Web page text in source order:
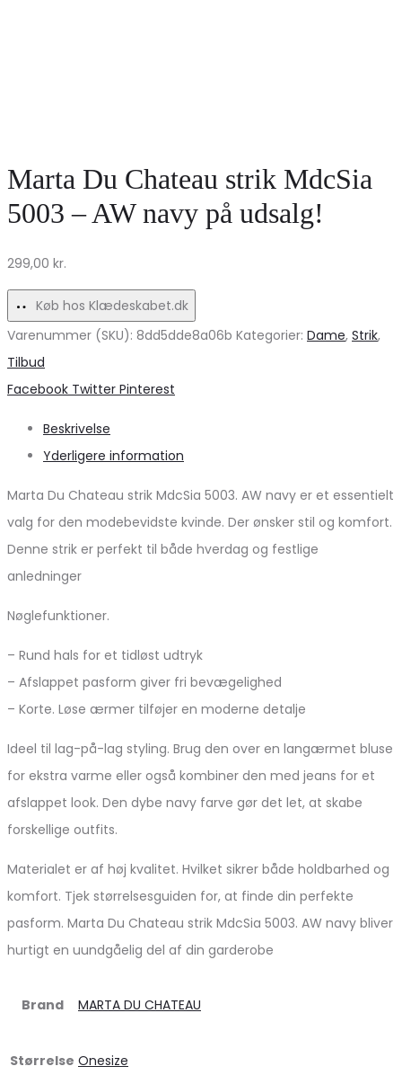
Marta Du Chateau strik MdcSia
5003 – AW navy på udsalg!
299,00 kr.
Køb hos Klædeskabet.dk
Varenummer (SKU): 8dd5dde8a06b Kategorier: Dame, Strik,
Tilbud
Share
Facebook Twitter Pinterest
Beskrivelse
Yderligere information
Marta Du Chateau strik MdcSia 5003. AW navy er et essentielt
valg for den modebevidste kvinde. Der ønsker stil og komfort.
Denne strik er perfekt til både hverdag og festlige
anledninger
Nøglefunktioner.
– Rund hals for et tidløst udtryk
– Afslappet pasform giver fri bevægelighed
– Korte. Løse ærmer tilføjer en moderne detalje
Ideel til lag-på-lag styling. Brug den over en langærmet bluse
for ekstra varme eller også kombiner den med jeans for et
afslappet look. Den dybe navy farve gør det let, at skabe
forskellige outfits.
Materialet er af høj kvalitet. Hvilket sikrer både holdbarhed og
komfort. Tjek størrelsesguiden for, at finde din perfekte
pasform. Marta Du Chateau strik MdcSia 5003. AW navy bliver
hurtigt en uundgåelig del af din garderobe
Brand MARTA DU CHATEAU
Størrelse Onesize